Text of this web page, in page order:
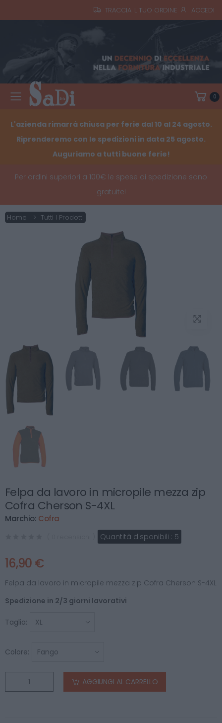
TRACCIA IL TUO ORDINE ACCEDI
Toggle mobile menu 0
L'azienda rimarrà chiusa per ferie dal 10 al 24 agosto.
Riprenderemo con le spedizioni in data 25 agosto.
Auguriamo a tutti buone ferie!
Per ordini superiori a 100€ le spese di spedizione sono
gratuite!
Home Tutti I Prodotti
Felpa da lavoro in micropile mezza zip
Cofra Cherson S-4XL
Marchio: Cofra
Quantità disponibili : 5
16,90 €
Felpa da lavoro in micropile mezza zip Cofra Cherson S-4XL
Spedizione in 2/3 giorni lavorativi
Taglia:
Colore:
AGGIUNGI AL CARRELLO